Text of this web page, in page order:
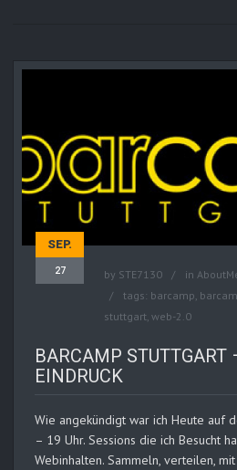
SEP.
27 by STE7130 in
tags: barcamp
stuttgart web-2.0
BARCAMP
EINDRUCK
Wie angekündigt war ich Heute auf
– 19 Uhr. Sessions die ich Besucht
Webinhalten. Sammeln, verteilen,